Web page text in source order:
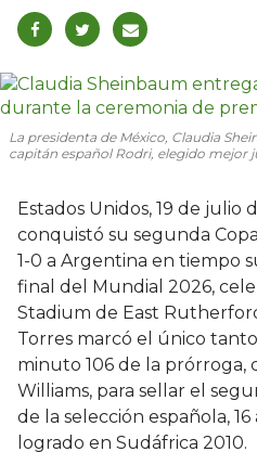
La presidenta de México, Claudia
capitán español Rodri, elegido mejor
Estados Unidos, 19 de julio
conquistó su segunda
1-0 a Argentina en tiempo
final del Mundial 2026,
Stadium de East
Torres marcó el único
minuto 106 de la prórroga,
Williams, para sellar el
de la selección española, 16
logrado en Sudáfrica 2010.